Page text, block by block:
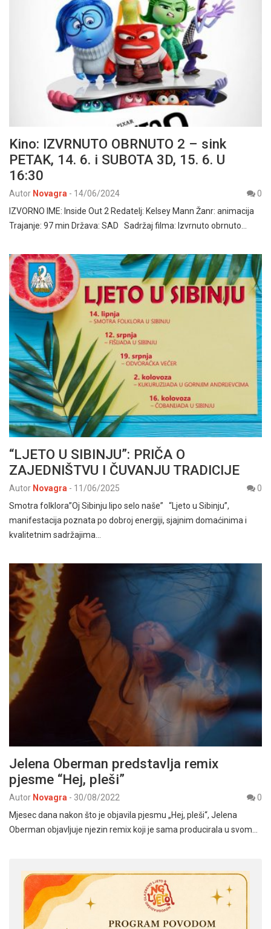
Kino: IZVRNUTO OBRNUTO 2 – sink
PETAK, 14. 6. i SUBOTA 3D, 15. 6. U
16:30
Autor Novagra - 14/06/2024
0
IZVORNO IME: Inside Out 2 Redatelj: Kelsey Mann Žanr: animacija
Trajanje: 97 min Država: SAD Sadržaj filma: Izvrnuto obrnuto…
“LJETO U SIBINJU”: PRIČA O
ZAJEDNIŠTVU I ČUVANJU TRADICIJE
Autor Novagra - 11/06/2025
0
Smotra folklora”Oj Sibinju lipo selo naše” “Ljeto u Sibinju”,
manifestacija poznata po dobroj energiji, sjajnim domaćinima i
kvalitetnim sadržajima…
Jelena Oberman predstavlja remix
pjesme “Hej, pleši”
Autor Novagra - 30/08/2022
0
Mjesec dana nakon što je objavila pjesmu „Hej, pleši“, Jelena
Oberman objavljuje njezin remix koji je sama producirala u svom…